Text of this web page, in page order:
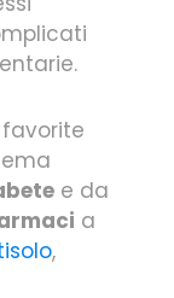
favorite
e da
a
,